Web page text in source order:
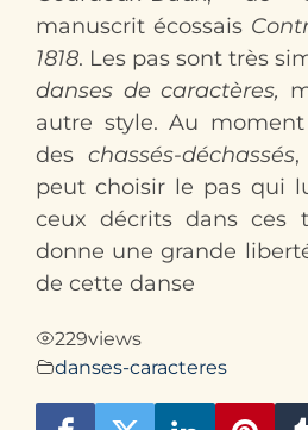
manuscrit écossais
1818. Les pas sont très
danses de caractères,
autre style. Au
des chassés-déchassés,
peut choisir le pas qui
ceux décrits dans ces
donne une grande
de cette danse
229views
danses-caracteres